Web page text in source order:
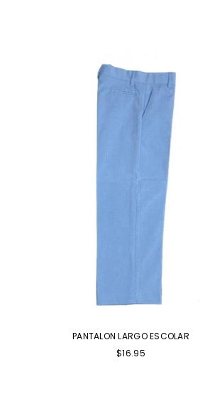
PANTALON LARGO ESCOLAR
$16.95